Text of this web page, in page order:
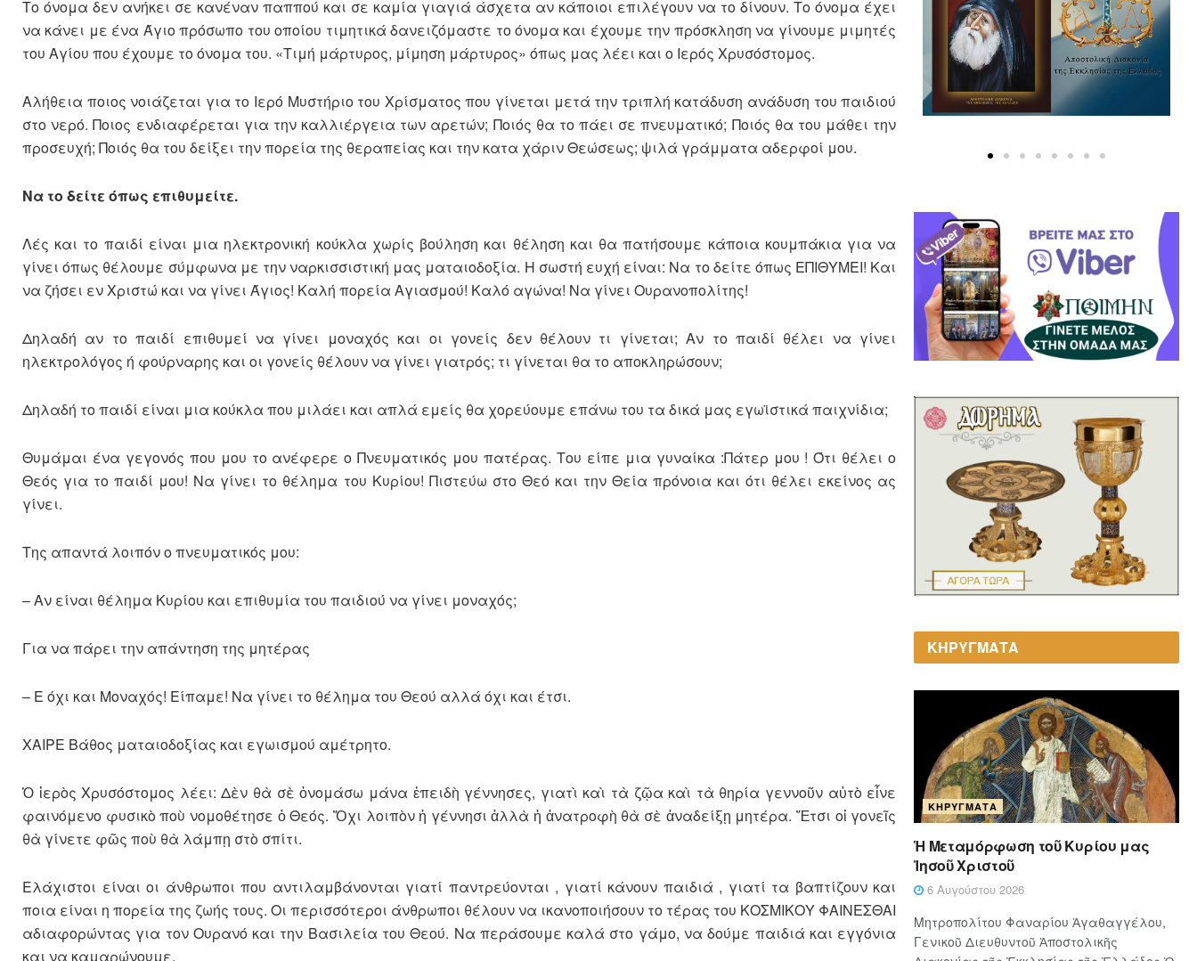
Το όνομα δεν ανήκει σε κανέναν παππού και σε καμία γιαγιά άσχετα αν κάποιοι επιλέγουν να το δίνουν. Το όνομα έχει
να κάνει με ένα Άγιο πρόσωπο του οποίου τιμητικά δανειζόμαστε το όνομα και έχουμε την πρόσκληση να γίνουμε μιμητές
του Αγίου που έχουμε το όνομα του. «Τιμή μάρτυρος, μίμηση μάρτυρος» όπως μας λέει και ο Ιερός Χρυσόστομος.
Αλήθεια ποιος νοιάζεται για το Ιερό Μυστήριο του Χρίσματος που γίνεται μετά την τριπλή κατάδυση ανάδυση του παιδιού
στο νερό. Ποιος ενδιαφέρεται για την καλλιέργεια των αρετών; Ποιός θα το πάει σε πνευματικό; Ποιός θα του μάθει την
προσευχή; Ποιός θα του δείξει την πορεία της θεραπείας και την κατα χάριν Θεώσεως; ψιλά γράμματα αδερφοί μου.
Να το δείτε όπως επιθυμείτε.
Λές και το παιδί είναι μια ηλεκτρονική κούκλα χωρίς βούληση και θέληση και θα πατήσουμε κάποια κουμπάκια για να
γίνει όπως θέλουμε σύμφωνα με την ναρκισσιστική μας ματαιοδοξία. Η σωστή ευχή είναι: Να το δείτε όπως ΕΠΙΘΥΜΕΙ! Και
να ζήσει εν Χριστώ και να γίνει Άγιος! Καλή πορεία Αγιασμού! Καλό αγώνα! Να γίνει Ουρανοπολίτης!
Δηλαδή αν το παιδί επιθυμεί να γίνει μοναχός και οι γονείς δεν θέλουν τι γίνεται; Αν το παιδί θέλει να γίνει
ηλεκτρολόγος ή φούρναρης και οι γονείς θέλουν να γίνει γιατρός; τι γίνεται θα το αποκληρώσουν;
Δηλαδή το παιδί είναι μια κούκλα που μιλάει και απλά εμείς θα χορεύουμε επάνω του τα δικά μας εγωϊστικά παιχνίδια;
Θυμάμαι ένα γεγονός που μου το ανέφερε ο Πνευματικός μου πατέρας. Του είπε μια γυναίκα :Πάτερ μου ! Ότι θέλει ο
Θεός για το παιδί μου! Να γίνει το θέλημα του Κυρίου! Πιστεύω στο Θεό και την Θεία πρόνοια και ότι θέλει εκείνος ας
γίνει.
Της απαντά λοιπόν ο πνευματικός μου:
– Αν είναι θέλημα Κυρίου και επιθυμία του παιδιού να γίνει μοναχός;
Για να πάρει την απάντηση της μητέρας
– Ε όχι και Μοναχός! Είπαμε! Να γίνει το θέλημα του Θεού αλλά όχι και έτσι.
ΧΑΙΡΕ Βάθος ματαιοδοξίας και εγωισμού αμέτρητο.
Ὁ ἱερὸς Χρυσόστομος λέει: Δὲν θὰ σὲ ὀνομάσω μάνα ἐπειδὴ γέννησες, γιατὶ καὶ τὰ ζῷα καὶ τὰ θηρία γεννοῦν αὐτὸ εἶνε
φαινόμενο φυσικὸ ποὺ νομοθέτησε ὁ Θεός. Ὄχι λοιπὸν ἡ γέννησι ἀλλὰ ἡ ἀνατροφὴ θὰ σὲ ἀναδείξῃ μητέρα. Ἔτσι οἱ γονεῖς
θὰ γίνετε φῶς ποὺ θὰ λάμπῃ στὸ σπίτι.
Ελάχιστοι είναι οι άνθρωποι που αντιλαμβάνονται γιατί παντρεύονται , γιατί κάνουν παιδιά , γιατί τα βαπτίζουν και
ποια είναι η πορεία της ζωής τους. Οι περισσότεροι άνθρωποι θέλουν να ικανοποιήσουν το τέρας του ΚΟΣΜΙΚΟΥ ΦΑΙΝΕΣΘΑΙ
αδιαφορώντας για τον Ουρανό και την Βασιλεία του Θεού. Να περάσουμε καλά στο γάμο, να δούμε παιδιά και εγγόνια
και να καμαρώνουμε.
ΚΗΡΥΓΜΑΤΑ
ΚΗΡΎΓΜΑΤΑ
Ἡ Μεταμόρφωση τοῦ Κυρίου μας
Ἰησοῦ Χριστοῦ
6 Αυγούστου 2026
Μητροπολίτου Φαναρίου Ἀγαθαγγέλου,
Γενικοῦ Διευθυντοῦ Ἀποστολικῆς